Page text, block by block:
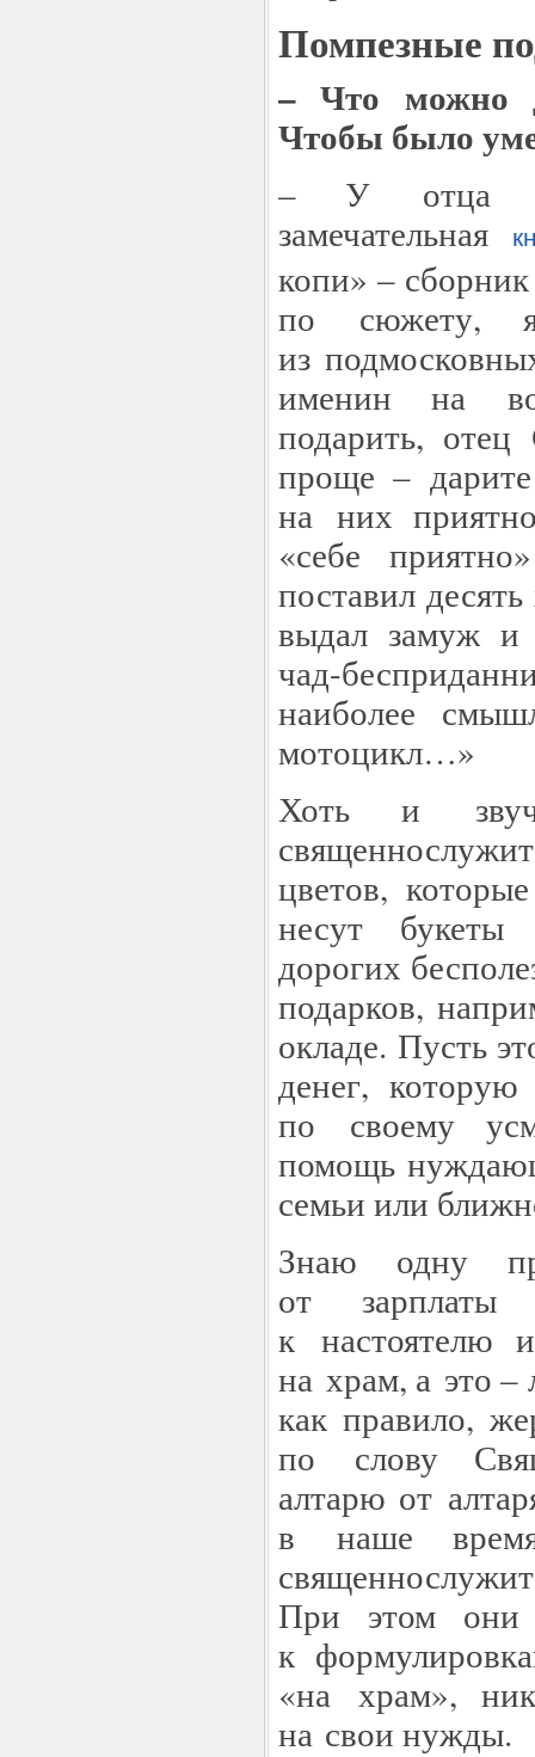
Помпезные
– Что можно
Чтобы было
– У отца
замечательная
копи» –
по сюжету,
из
именин на
подарить, отец
проще –
на них
«себе
поставил
выдал замуж и
чад-
наиболее
мотоцикл…»
Хоть и
цветов,
несут букеты
дорогих
подарков,
окладе. Пусть
денег,
по своему
помощь
семьи или
Знаю одну
от зарплаты
к настоятелю
на храм, а это –
как правило,
по слову
алтарю от
в наше время
При этом они
к
«на храм»,
на свои нужды.